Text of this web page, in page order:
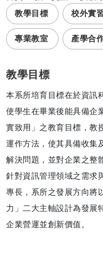
教學目標
校外實
專業教室 產學合
教學目標
本系所培育目標在於資訊
使學生在畢業後能具備企
實致用」之教育目標，教
運作方法，使其具備收集
解決問題，並對企業之整
針對資訊管理領域之需求
專長，系所之發展方向將
力」二大主軸設計為發展
企業營運並創新價值。